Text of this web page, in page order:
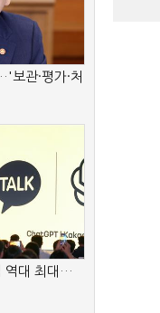
보관·평가·처
역대 최대…